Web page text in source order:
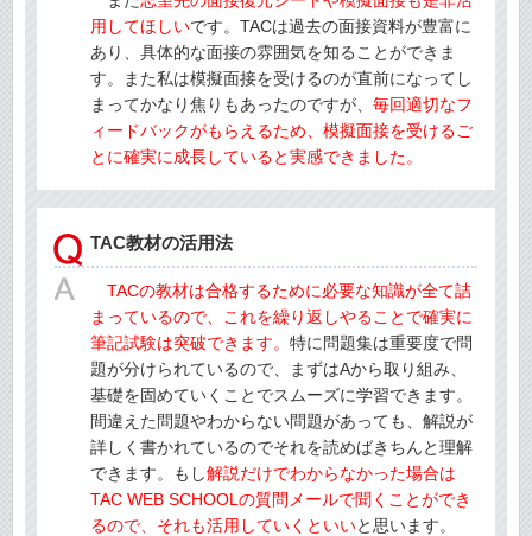
用してほしいです。TACは過去の面接資料が豊富に
あり、具体的な面接の雰囲気を知ることができま
す。また私は模擬面接を受けるのが直前になってし
まってかなり焦りもあったのですが、 毎回適切なフ
ィードバックがもらえるため、模擬面接を受けるご
とに確実に成長していると実感できました。
TAC教材の活用法
TACの教材は合格するために必要な知識が全て詰
まっているので、これを繰り返しやることで確実に
筆記試験は突破できます。 特に問題集は重要度で問
題が分けられているので、まずはAから取り組み、
基礎を固めていくことでスムーズに学習できます。
間違えた問題やわからない問題があっても、解説が
詳しく書かれているのでそれを読めばきちんと理解
できます。もし解説だけでわからなかった場合は
TAC WEB SCHOOLの質問メールで聞くことができ
るので、それも活用していくといいと思います。